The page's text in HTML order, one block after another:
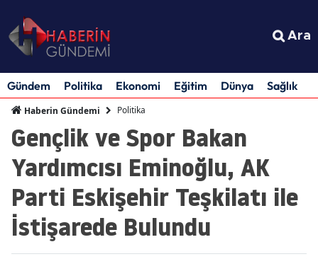
Ara
Gündem Politika Ekonomi Eğitim Dünya Sağlık
Haberin Gündemi Politika
Gençlik ve Spor Bakan
Yardımcısı Eminoğlu, AK
Parti Eskişehir Teşkilatı ile
İstişarede Bulundu